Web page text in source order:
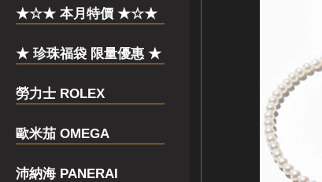
★☆★ 本月特價 ★☆★
★ 珍珠福袋 限量優惠 ★
勞力士 ROLEX
歐米茄 OMEGA
沛納海 PANERAI